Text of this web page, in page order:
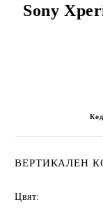
Sony
ВЕРТИКАЛЕН
Цвят: